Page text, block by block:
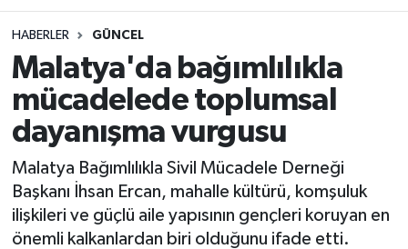
HABERLER GÜNCEL
Malatya'da bağımlılıkla
mücadelede toplumsal
dayanışma vurgusu
Malatya Bağımlılıkla Sivil Mücadele Derneği
Başkanı İhsan Ercan, mahalle kültürü, komşuluk
ilişkileri ve güçlü aile yapısının gençleri koruyan en
önemli kalkanlardan biri olduğunu ifade etti.
Güncel
Eği̇ti̇m
Resmi İlanlar
Sağlık
Si̇yaset
Ergani Trafik Yoğunluk Haritası
Süper Lig Puan Durumu ve Fikstür
Tüm Manşetler
Son Dakika Haberleri
Haber Arşivi